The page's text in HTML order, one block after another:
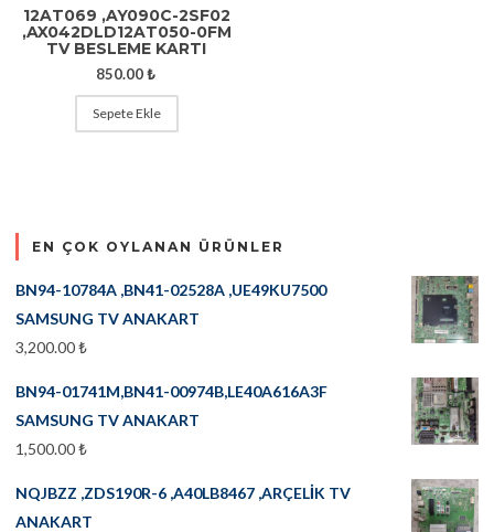
12AT069 ,AY090C-2SF02
,AX042DLD12AT050-0FM
TV BESLEME KARTI
850.00₺
Sepete Ekle
EN ÇOK OYLANAN ÜRÜNLER
BN94-10784A ,BN41-02528A ,UE49KU7500
SAMSUNG TV ANAKART
3,200.00₺
BN94-01741M,BN41-00974B,LE40A616A3F
SAMSUNG TV ANAKART
1,500.00₺
NQJBZZ ,ZDS190R-6 ,A40LB8467 ,ARÇELİK TV
ANAKART